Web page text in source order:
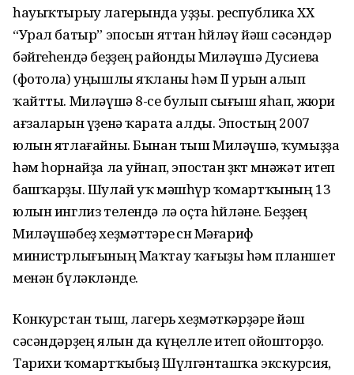
һауыҡтырыу лагерында уҙҙы. республика XХ
“Урал батыр” эпосын яттан һөйләү йәш сәсәндәр
бәйгеһендә беҙҙең районды Миләүшә Дусиева
(фотола) уңышлы яҡланы һәм II урын алып
ҡайтты. Миләүшә 8-се булып сығыш яһап, жюри
ағзаларын үҙенә ҡарата алды. Эпостың 2007
юлын ятлағайны. Бынан тыш Миләүшә, ҡумыҙҙа
һәм һорнайҙа ла уйнап, эпостан өҙөктө мөнәжәт итеп
башҡарҙы. Шулай уҡ мәшһүр ҡомартҡының 13
юлын инглиз телендә лә оҫта һөйләне. Беҙҙең
Миләүшәбеҙ хеҙмәттәре өсөн Мәғариф
министрлығының Маҡтау ҡағыҙы һәм планшет
менән бүләкләнде.
Конкурстан тыш, лагерь хеҙмәткәрҙәре йәш
сәсәндәрҙең ялын да күңелле итеп ойошторҙо.
Тарихи ҡомартҡыбыҙ Шүлгәнташҡа экскурсия,